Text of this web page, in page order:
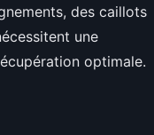
des caillots
une
optimale.